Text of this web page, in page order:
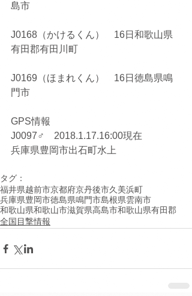
島市
J0168（かけるくん）　16日和歌山県
有田郡有田川町
J0169（ほまれくん）　16日徳島県鳴
門市
GPS情報
J0097♂　2018.1.17.16:00現在
兵庫県豊岡市出石町水上
タグ：
福井県越前市京都府京丹後市久美浜町
兵庫県豊岡市徳島県鳴門市島根県雲南市
和歌山県和歌山市滋賀県高島市和歌山県有田郡
全国目撃情報